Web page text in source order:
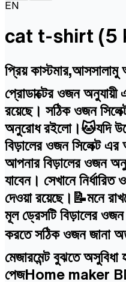
EN
cat t-shirt (5
প্রিয়
প্রোডাক্টের ওজন অনুযায়ী
রয়েছে। সঠিক ওজন
অনুরোধ রইলো।🐱যদি
বিড়ালের ওজন সিলেক্ট
আপনার বিড়ালের ওজন
যাবেন। সেখানে
দেওয়া রয়েছে।📝মনে
মূল ড্রেসটি বিড়ালের ওজন
করতে সঠিক ওজন জানা
মেজারমেন্ট বুঝতে
পেজHome maker